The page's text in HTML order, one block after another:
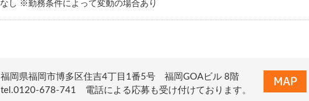
なし ※勤務条件によって変動の場合あり
福岡県福岡市博多区住吉4丁目1番5号 福岡GOAビル 8階
tel.0120-678-741 電話による応募も受け付けております。